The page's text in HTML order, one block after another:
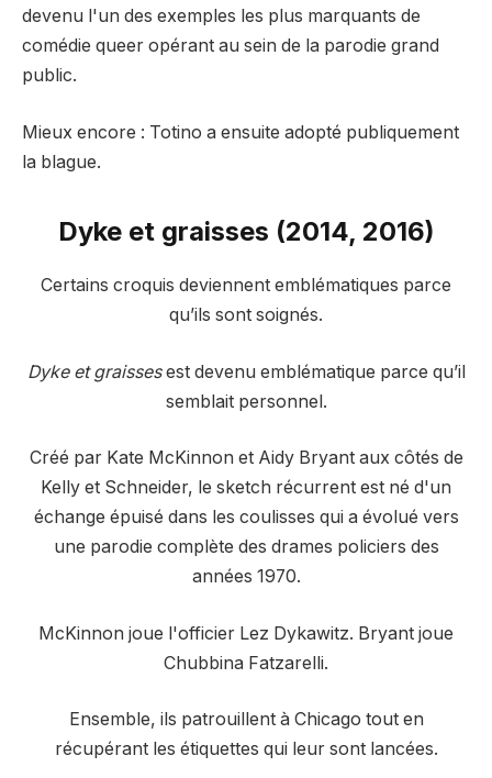
devenu l'un des exemples les plus marquants de
comédie queer opérant au sein de la parodie grand
public.
Mieux encore : Totino a ensuite adopté publiquement
la blague.
Dyke et graisses (2014, 2016)
Certains croquis deviennent emblématiques parce
qu’ils sont soignés.
Dyke et graissesest devenu emblématique parce qu’il
semblait personnel.
Créé par Kate McKinnon et Aidy Bryant aux côtés de
Kelly et Schneider, le sketch récurrent est né d'un
échange épuisé dans les coulisses qui a évolué vers
une parodie complète des drames policiers des
années 1970.
McKinnon joue l'officier Lez Dykawitz. Bryant joue
Chubbina Fatzarelli.
Ensemble, ils patrouillent à Chicago tout en
récupérant les étiquettes qui leur sont lancées.